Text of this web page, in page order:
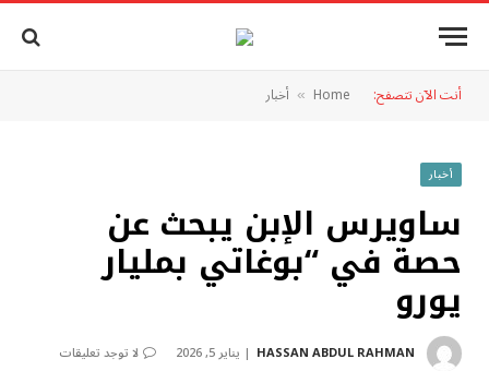
أنت الآن تتصفح: Home
» أخبار
أخبار
ساويرس الإبن يبحث عن
حصة في “بوغاتي بمليار
يورو
HASSAN ABDUL RAHMAN يناير 5, 2026
لا توجد تعليقات